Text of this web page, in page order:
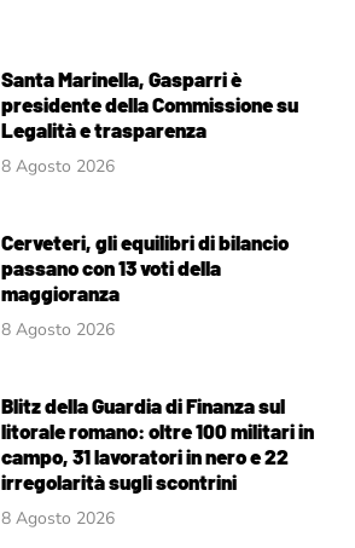
Santa Marinella, Gasparri è
presidente della Commissione su
Legalità e trasparenza
8 Agosto 2026
Cerveteri, gli equilibri di bilancio
passano con 13 voti della
maggioranza
8 Agosto 2026
Blitz della Guardia di Finanza sul
litorale romano: oltre 100 militari in
campo, 31 lavoratori in nero e 22
irregolarità sugli scontrini
8 Agosto 2026